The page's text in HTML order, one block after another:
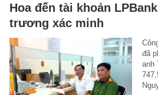
Hoa đến tài khoản
trương xác minh
đã
anh